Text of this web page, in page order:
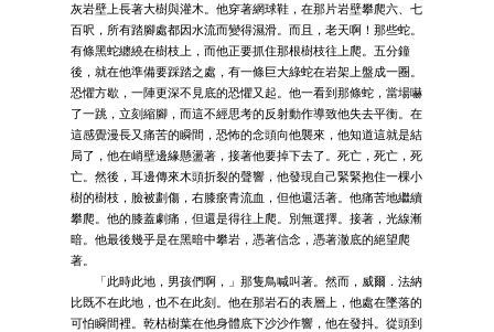
灰岩壁上長著大樹與灌木。他穿著網球鞋，在那片岩壁攀爬六、七
百呎，所有踏腳處都因水流而變得濕滑。而且，老天啊！那些蛇。
有條黑蛇纏繞在樹枝上，而他正要抓住那根樹枝往上爬。五分鐘
後，就在他準備要踩踏之處，有一條巨大綠蛇在岩架上盤成一圈。
恐懼方歇，一陣更深不見底的恐懼又起。他一看到那條蛇，當場嚇
了一跳，立刻縮腳，而這不經思考的反射動作導致他失去平衡。在
這感覺漫長又痛苦的瞬間，恐怖的念頭向他襲來，他知道這就是結
局了，他在峭壁邊緣懸盪著，接著他要掉下去了。死亡，死亡，死
亡。然後，耳邊傳來木頭折裂的聲響，他發現自己緊緊抱住一棵小
樹的樹枝，臉被劃傷，右膝瘀青流血，但他還活著。他痛苦地繼續
攀爬。他的膝蓋劇痛，但還是得往上爬。別無選擇。接著，光線漸
暗。他最後幾乎是在黑暗中攀岩，憑著信念，憑著澈底的絕望爬
著。
「此時此地，男孩們啊，」那隻鳥喊叫著。然而，威爾．法納
比既不在此地，也不在此刻。他在那岩石的表層上，他處在墜落的
可怕瞬間裡。乾枯樹葉在他身體底下沙沙作響，他在發抖。從頭到